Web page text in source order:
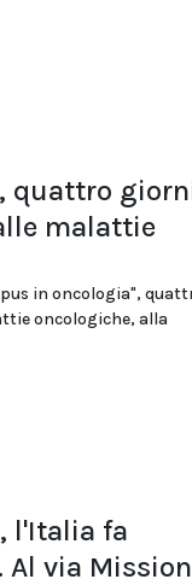
quattro
malattie
in oncologia",
oncologiche, alla
l'Italia fa
Al via Mission